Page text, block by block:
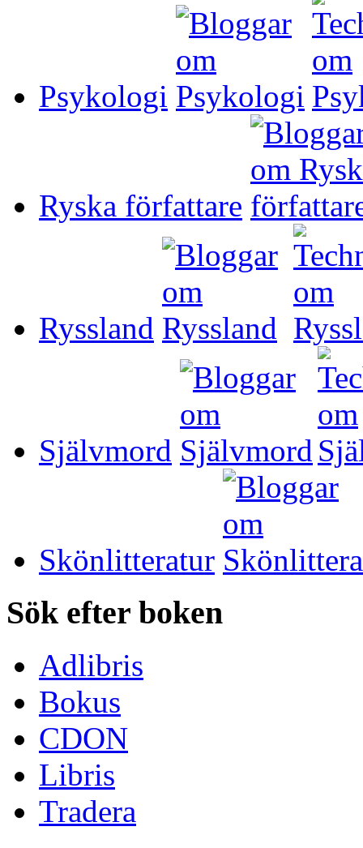
Psykologi
Ryska författare
Ryssland
Självmord
Skönlitteratur
Sök efter boken
Adlibris
Bokus
CDON
Libris
Tradera